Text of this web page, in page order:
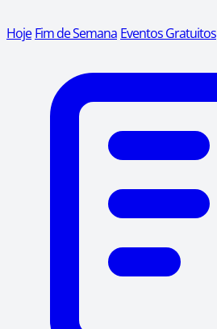
Hoje Fim de Semana Eventos Gratuitos